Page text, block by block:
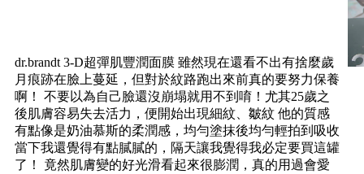
dr.brandt 3-D超彈肌豐潤面膜 雖然現在還看不出有捨麼歲
月痕跡在臉上蔓延，但對於紋路跑出來前真的要努力保養
啊！ 不要以為自己臉還沒崩塌就用不到唷！尤其25歲之
後肌膚容易失去活力，便開始出現細紋、皺紋 他的質感
有點像是奶油慕斯的柔潤感，均勻塗抹後均勻輕拍到吸收
當下我還覺得有點膩膩的，隔天讓我覺得我必定要買這罐
了！ 竟然肌膚變的好光滑看起來很膨潤，真的用過會愛